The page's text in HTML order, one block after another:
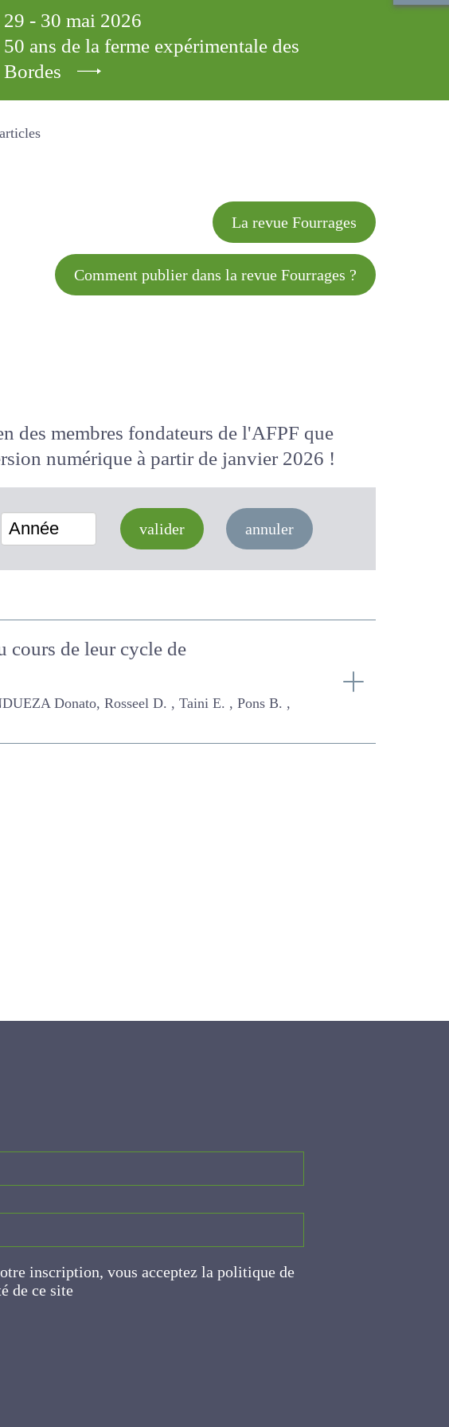
29 - 30 mai 2026
50 ans de la ferme expérimentale des
Bordes
Tous les articles
La revue Fourrages
Comment publier dans la revue Fourrages ?
des membres fondateurs de l'AFPF que
version numériqueà partir de janvier 2026
Année valider annuler
cours de leur cycle de
Rosseel D. , Taini E. , Pons B. , Toillon S.
inscription, vous acceptez la politique
de ce site